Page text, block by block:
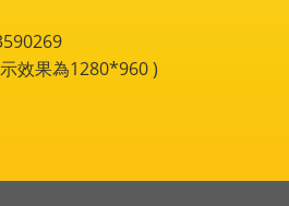
效果為1280*960 )